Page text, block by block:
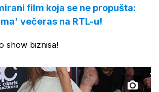
film koja se ne propušta:
večeras na RTL-u!
show biznisa!